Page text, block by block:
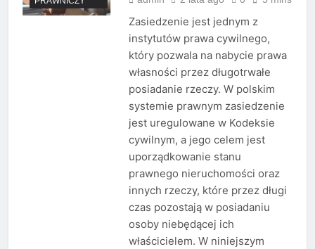
Zasiedzenie jest jednym z
instytutów prawa cywilnego,
który pozwala na nabycie prawa
własności przez długotrwałe
posiadanie rzeczy. W polskim
systemie prawnym zasiedzenie
jest uregulowane w Kodeksie
cywilnym, a jego celem jest
uporządkowanie stanu
prawnego nieruchomości oraz
innych rzeczy, które przez długi
czas pozostają w posiadaniu
osoby niebędącej ich
właścicielem. W niniejszym